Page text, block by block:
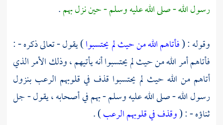
رسول الله - صلى الله عليه وسلم - حين نزل بهم.
وقوله : (فأتاهم الله من حيث لم يحتسبوا) يقول - تعالى ذكره - :
فأتاهم أمر الله من حيث لم يحتسبوا أنه يأتيهم ، وذلك الأمر الذي
أتاهم من الله حيث لم يحتسبوا قذف في قلوبهم الرعب بنزول
رسول الله - صلى الله عليه وسلم - بهم في أصحابه ، يقول - جل
ثناؤه - : (وقذف في قلوبهم الرعب) .